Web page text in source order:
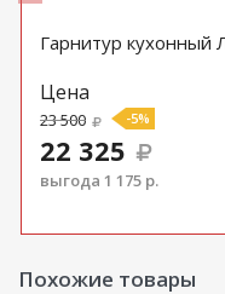
Гарнитур кухонный
Цена
23 500 -5%
22 325
выгода 1 175 р.
Похожие товары